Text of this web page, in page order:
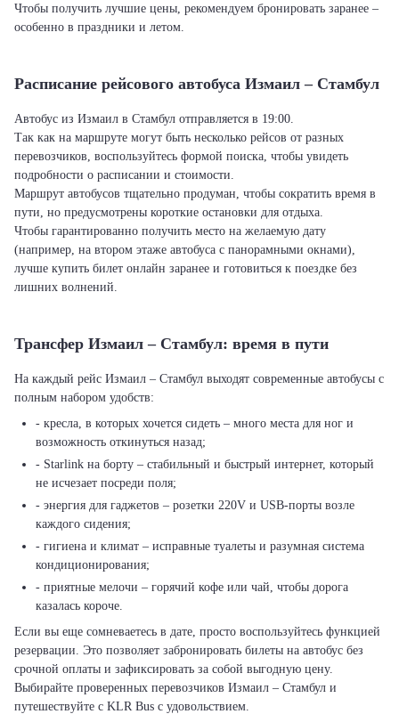
Чтобы получить лучшие цены, рекомендуем бронировать заранее –
особенно в праздники и летом.
Расписание рейсового автобуса Измаил – Стамбул
Автобус из Измаил в Стамбул отправляется в 19:00.
Так как на маршруте могут быть несколько рейсов от разных
перевозчиков, воспользуйтесь формой поиска, чтобы увидеть
подробности о расписании и стоимости.
Маршрут автобусов тщательно продуман, чтобы сократить время в
пути, но предусмотрены короткие остановки для отдыха.
Чтобы гарантированно получить место на желаемую дату
(например, на втором этаже автобуса с панорамными окнами),
лучше купить билет онлайн заранее и готовиться к поездке без
лишних волнений.
Трансфер Измаил – Стамбул: время в пути
На каждый рейс Измаил – Стамбул выходят современные автобусы с
полным набором удобств:
- кресла, в которых хочется сидеть – много места для ног и
возможность откинуться назад;
- Starlink на борту – стабильный и быстрый интернет, который
не исчезает посреди поля;
- энергия для гаджетов – розетки 220V и USB-порты возле
каждого сидения;
- гигиена и климат – исправные туалеты и разумная система
кондиционирования;
- приятные мелочи – горячий кофе или чай, чтобы дорога
казалась короче.
Если вы еще сомневаетесь в дате, просто воспользуйтесь функцией
резервации. Это позволяет забронировать билеты на автобус без
срочной оплаты и зафиксировать за собой выгодную цену.
Выбирайте проверенных перевозчиков Измаил – Стамбул и
путешествуйте с KLR Bus с удовольствием.